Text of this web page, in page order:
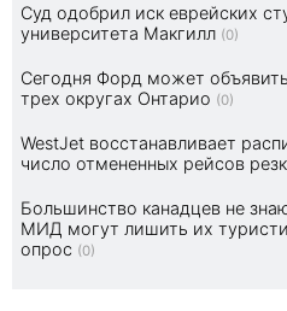
Суд одобрил иск еврейских
университета Макгилл (0)
Сегодня Форд может
трех округах Онтарио (0)
WestJet восстанавливает
число отмененных рейсов
Большинство канадцев не
МИД могут лишить их
опрос (0)